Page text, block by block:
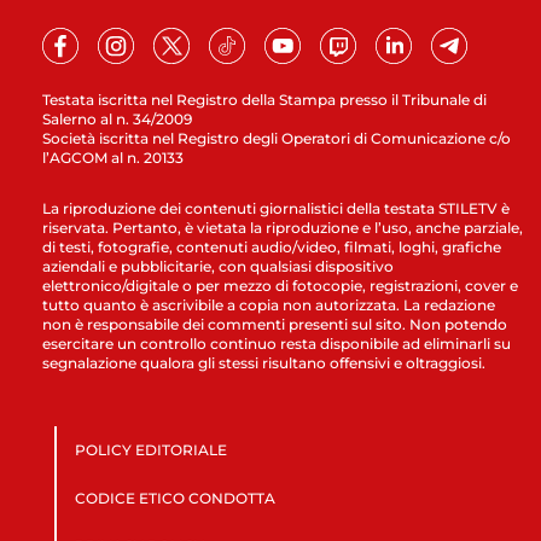
Testata iscritta nel Registro della Stampa presso il Tribunale di
Salerno al n. 34/2009
Società iscritta nel Registro degli Operatori di Comunicazione c/o
l’AGCOM al n. 20133
La riproduzione dei contenuti giornalistici della testata STILETV è
riservata. Pertanto, è vietata la riproduzione e l’uso, anche parziale,
di testi, fotografie, contenuti audio/video, filmati, loghi, grafiche
aziendali e pubblicitarie, con qualsiasi dispositivo
elettronico/digitale o per mezzo di fotocopie, registrazioni, cover e
tutto quanto è ascrivibile a copia non autorizzata. La redazione
non è responsabile dei commenti presenti sul sito. Non potendo
esercitare un controllo continuo resta disponibile ad eliminarli su
segnalazione qualora gli stessi risultano offensivi e oltraggiosi.
POLICY EDITORIALE
CODICE ETICO CONDOTTA